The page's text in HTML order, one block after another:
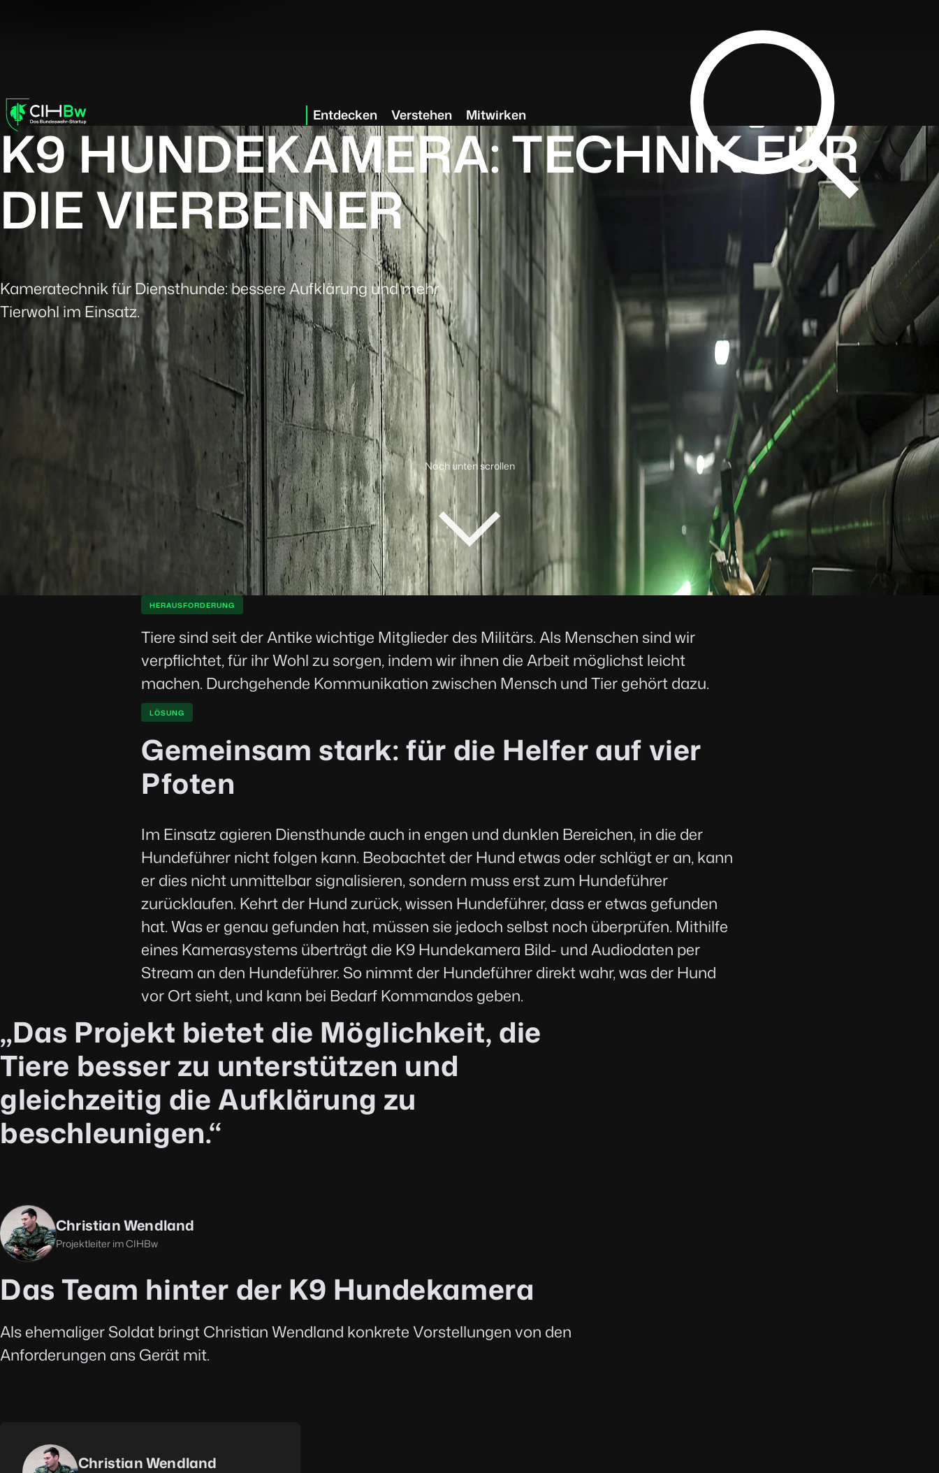
Entdecken Verstehen Mitwirken
K9 HUNDEKAMERA: TECHNIK FÜR
DIE VIERBEINER
Kameratechnik für Diensthunde: bessere Aufklärung und mehr
Tierwohl im Einsatz.
Nach unten scrollen
HERAUSFORDERUNG
Tiere sind seit der Antike wichtige Mitglieder des Militärs. Als Menschen sind wir
verpflichtet, für ihr Wohl zu sorgen, indem wir ihnen die Arbeit möglichst leicht
machen. Durchgehende Kommunikation zwischen Mensch und Tier gehört dazu.
LÖSUNG
Gemeinsam stark: für die Helfer auf vier
Pfoten
Im Einsatz agieren Diensthunde auch in engen und dunklen Bereichen, in die der
Hundeführer nicht folgen kann. Beobachtet der Hund etwas oder schlägt er an, kann
er dies nicht unmittelbar signalisieren, sondern muss erst zum Hundeführer
zurücklaufen. Kehrt der Hund zurück, wissen Hundeführer, dass er etwas gefunden
hat. Was er genau gefunden hat, müssen sie jedoch selbst noch überprüfen. Mithilfe
eines Kamerasystems überträgt die K9 Hundekamera Bild- und Audiodaten per
Stream an den Hundeführer. So nimmt der Hundeführer direkt wahr, was der Hund
vor Ort sieht, und kann bei Bedarf Kommandos geben.
Das Projekt bietet die Möglichkeit, die
Tiere besser zu unterstützen und
gleichzeitig die Aufklärung zu
beschleunigen.
Christian Wendland
Projektleiter im CIHBw
Das Team hinter der K9 Hundekamera
Als ehemaliger Soldat bringt Christian Wendland konkrete Vorstellungen von den
Anforderungen ans Gerät mit.
Christian Wendland